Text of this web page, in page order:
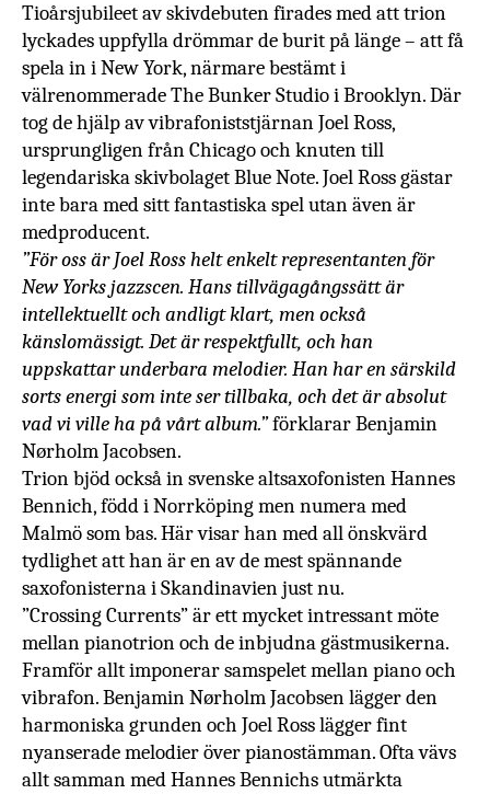
Tioårsjubileet av skivdebuten firades med att trion
lyckades uppfylla drömmar de burit på länge – att få
spela in i New York, närmare bestämt i
välrenommeradeThe Bunker Studio i Brooklyn. Där
tog de hjälp av vibrafoniststjärnan Joel Ross,
ursprungligen från Chicago och knuten till
legendariska skivbolaget Blue Note. Joel Ross gästar
inte bara med sitt fantastiska spel utan även är
medproducent.
”För oss är Joel Ross helt enkelt representanten för
New Yorks jazzscen. Hans tillvägagångssätt är
intellektuellt och andligt klart, men också
känslomässigt. Det är respektfullt, och han
uppskattar underbara melodier. Han har en särskild
sorts energi som inte ser tillbaka, och det är absolut
vad vi ville ha på vårt album.”förklararBenjamin
Nørholm Jacobsen.
Trion bjöd också in svenske altsaxofonisten Hannes
Bennich, född i Norrköping men numera med
Malmö som bas. Här visar han med all önskvärd
tydlighet att han är en av de mest spännande
saxofonisterna i Skandinavien just nu.
”Crossing Currents” är ett mycket intressant möte
mellan pianotrion och de inbjudna gästmusikerna.
Framför allt imponerar samspelet mellanpiano och
vibrafon.Benjamin Nørholm Jacobsen lägger den
harmoniska grunden och Joel Ross lägger fint
nyanserade melodier över pianostämman. Ofta vävs
allt samman med Hannes Bennichs utmärkta